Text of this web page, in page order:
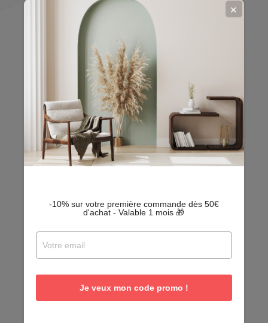
Maison de toilette litière pour chat
EDEN - Gris
En stock
-10% sur votre première commande dès 50€
d'achat - Valable 1 mois 🎁
Je veux mon code promo !
✕